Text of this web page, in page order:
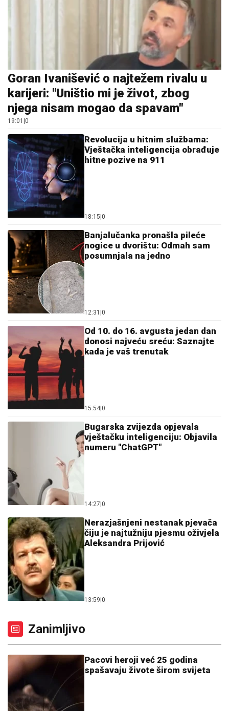
Goran Ivanišević o najtežem rivalu u
karijeri: "Uništio mi je život, zbog
njega nisam mogao da spavam"
19:01 0
Revolucija u hitnim službama:
Vještačka inteligencija obrađuje
hitne pozive na 911
18:15 0
Banjalučanka pronašla pileće
nogice u dvorištu: Odmah sam
posumnjala na jedno
12:31 0
Od 10. do 16. avgusta jedan dan
donosi najveću sreću: Saznajte
kada je vaš trenutak
15:54 0
Bugarska zvijezda opjevala
vještačku inteligenciju: Objavila
numeru "ChatGPT"
14:27 0
Nerazjašnjeni nestanak pjevača
čiju je najtužniju pjesmu oživjela
Aleksandra Prijović
13:59 0
Zanimljivo
Pacovi heroji već 25 godina
spašavaju živote širom svijeta